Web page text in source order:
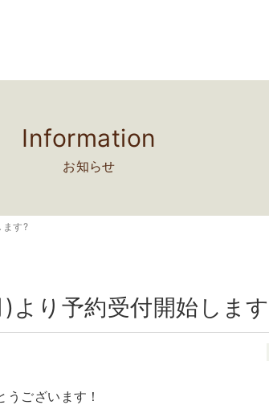
Information
お知らせ
す?
り予約受付開始しま
ございます！